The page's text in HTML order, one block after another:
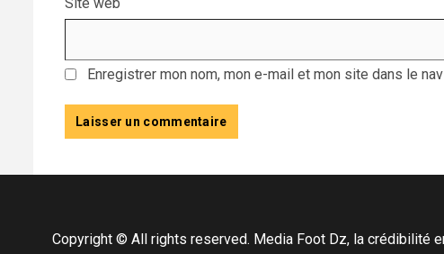
Enregistrer mon nom, mon e-mail et mon site dans le
Copyright © All rights reserved. Media Foot Dz, la crédibilité